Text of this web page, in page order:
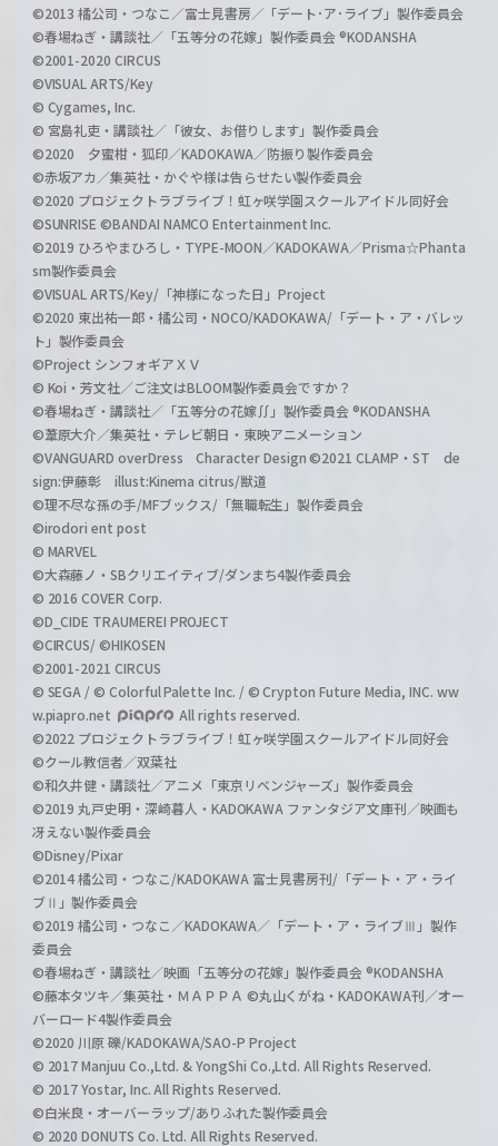
©2013 橘公司・つなこ／富士見書房／「デート･ア･ライブ」製作委員会
©春場ねぎ・講談社／「五等分の花嫁」製作委員会 ®KODANSHA
©2001-2020 CIRCUS
©VISUAL ARTS/Key
© Cygames, Inc.
© 宮島礼吏・講談社／「彼女、お借りします」製作委員会
©2020 夕蜜柑・狐印／KADOKAWA／防振り製作委員会
©赤坂アカ／集英社・かぐや様は告らせたい製作委員会
©2020 プロジェクトラブライブ！虹ヶ咲学園スクールアイドル同好会
©SUNRISE ©BANDAI NAMCO Entertainment Inc.
©2019 ひろやまひろし・TYPE-MOON／KADOKAWA／Prisma☆Phanta
sm製作委員会
©VISUAL ARTS/Key/「神様になった日」Project
©2020 東出祐一郎・橘公司・NOCO/KADOKAWA/「デート・ア・バレッ
ト」製作委員会
©Project シンフォギアＸＶ
© Koi・芳文社／ご注文はBLOOM製作委員会ですか？
©春場ねぎ・講談社／「五等分の花嫁∬」製作委員会 ®KODANSHA
©葦原大介／集英社・テレビ朝日・東映アニメーション
©VANGUARD overDress Character Design ©2021 CLAMP・ST de
sign:伊藤彰 illust:Kinema citrus/獣道
©理不尽な孫の手/MFブックス/「無職転生」製作委員会
©irodori ent post
© MARVEL
©大森藤ノ・SBクリエイティブ/ダンまち4製作委員会
© 2016 COVER Corp.
©D_CIDE TRAUMEREI PROJECT
©CIRCUS/ ©HIKOSEN
©2001-2021 CIRCUS
© SEGA / © Colorful Palette Inc. / © Crypton Future Media, INC. ww
w.piapro.net
All rights reserved.
©2022 プロジェクトラブライブ！虹ヶ咲学園スクールアイドル同好会
©クール教信者／双葉社
©和久井健・講談社／アニメ「東京リベンジャーズ」製作委員会
©2019 丸戸史明・深崎暮人・KADOKAWA ファンタジア文庫刊／映画も
冴えない製作委員会
©Disney/Pixar
©2014 橘公司・つなこ/KADOKAWA 富士見書房刊/「デート・ア・ライ
ブⅡ」製作委員会
©2019 橘公司・つなこ／KADOKAWA／「デート・ア・ライブⅢ」製作
委員会
©春場ねぎ・講談社／映画「五等分の花嫁」製作委員会 ®KODANSHA
©藤本タツキ／集英社・ＭＡＰＰＡ ©丸山くがね・KADOKAWA刊／オー
バーロード4製作委員会
©2020 川原 礫/KADOKAWA/SAO-P Project
© 2017 Manjuu Co.,Ltd. & YongShi Co.,Ltd. All Rights Reserved.
© 2017 Yostar, Inc. All Rights Reserved.
©白米良・オーバーラップ/ありふれた製作委員会
© 2020 DONUTS Co. Ltd. All Rights Reserved.